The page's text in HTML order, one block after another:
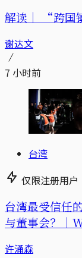
解读｜ “跨国
谢达文
7 小时前
台湾
仅限注册用户
台湾最受信任
与董事会？｜
许涌森